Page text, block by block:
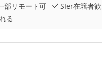
部リモート可 SIer在籍者
る